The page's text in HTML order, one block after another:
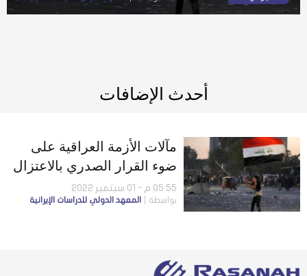
أحدث الإضافات
مآلات الأزمة العراقية على
ضوء القرار الصدري بالاعتزال
السياسي واندلاع المواجهات
المسلحة￼
05:55 م - 01 سبتمبر 2022
بواسطة المعهد الدولي للدراسات الإيرانية